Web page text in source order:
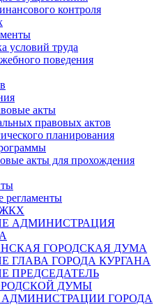
контроля
условий труда
поведения
акты
правовых актов
планирования
акты для прохождения
регламенты
ЖКХ
АДМИНИСТРАЦИЯ
ГОРОДСКАЯ ДУМА
ГЛАВА ГОРОДА КУРГАНА
ПРЕДСЕДАТЕЛЬ
ДУМЫ
ГОРОДА